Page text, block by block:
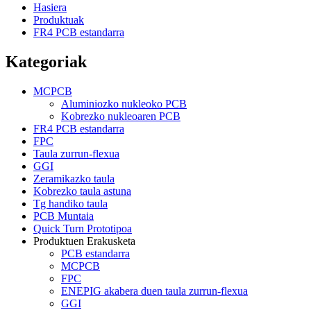
Hasiera
Produktuak
FR4 PCB estandarra
Kategoriak
MCPCB
Aluminiozko nukleoko PCB
Kobrezko nukleoaren PCB
FR4 PCB estandarra
FPC
Taula zurrun-flexua
GGI
Zeramikazko taula
Kobrezko taula astuna
Tg handiko taula
PCB Muntaia
Quick Turn Prototipoa
Produktuen Erakusketa
PCB estandarra
MCPCB
FPC
ENEPIG akabera duen taula zurrun-flexua
GGI